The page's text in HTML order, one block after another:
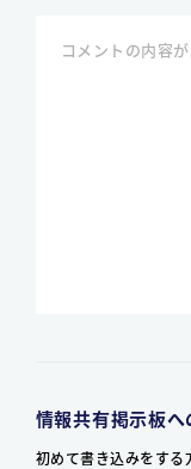
情報共有掲示板
初めて書き込みをする